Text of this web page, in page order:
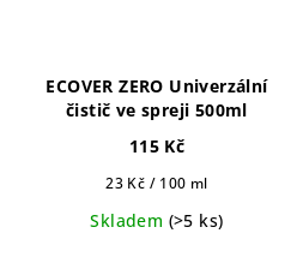
ECOVER ZERO Univerzální
čistič ve spreji 500ml
115 Kč
Měrná
23 Kč / 100 ml
Skladem (>5 ks)